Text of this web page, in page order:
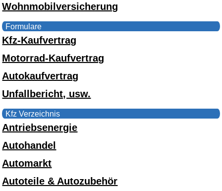
Wohnmobilversicherung
Formulare
Kfz-Kaufvertrag
Motorrad-Kaufvertrag
Autokaufvertrag
Unfallbericht, usw.
Kfz Verzeichnis
Antriebsenergie
Autohandel
Automarkt
Autoteile & Autozubehör